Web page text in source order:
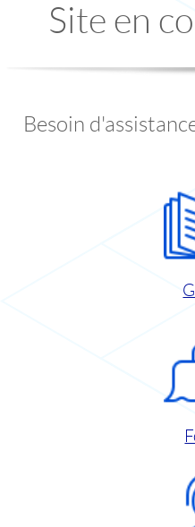
Site en
Besoin